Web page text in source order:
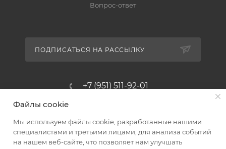
Вопрос-ответ
ПОДПИСАТЬСЯ НА РАССЫЛКУ
+7 (951) 511-92-01
Магазин-склад ТЦ "Альтус"
Ростовская обл, Аксайский р-н,
пос. Янтарный, Малое Зеленое
Файлы cookie
Мы используем файлы cookie, разработанные нашими
специалистами и третьими лицами, для анализа событий
на нашем веб-сайте, что позволяет нам улучшать